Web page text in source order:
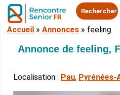
Rechercher
Accueil »Annonces » feeling
Annonce de feeling,
Localisation : Pau, Pyrénées-